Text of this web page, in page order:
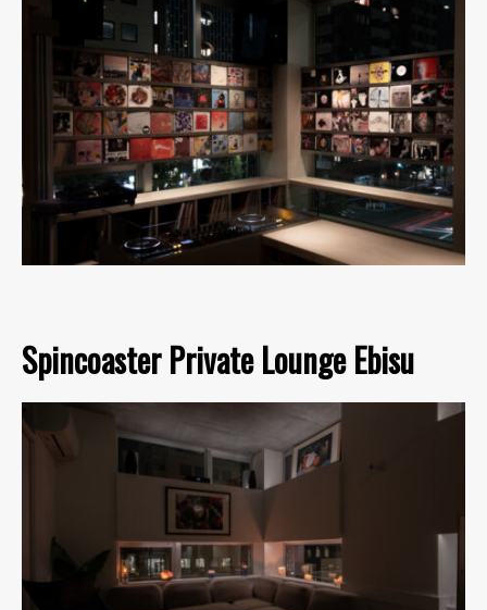
Spincoaster Private Lounge Ebisu